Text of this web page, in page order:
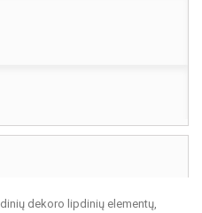
dekoro lipdinių elementų,